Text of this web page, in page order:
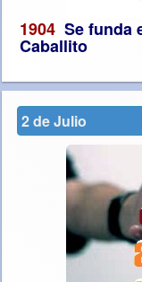
1904
Caballito
2 de Julio